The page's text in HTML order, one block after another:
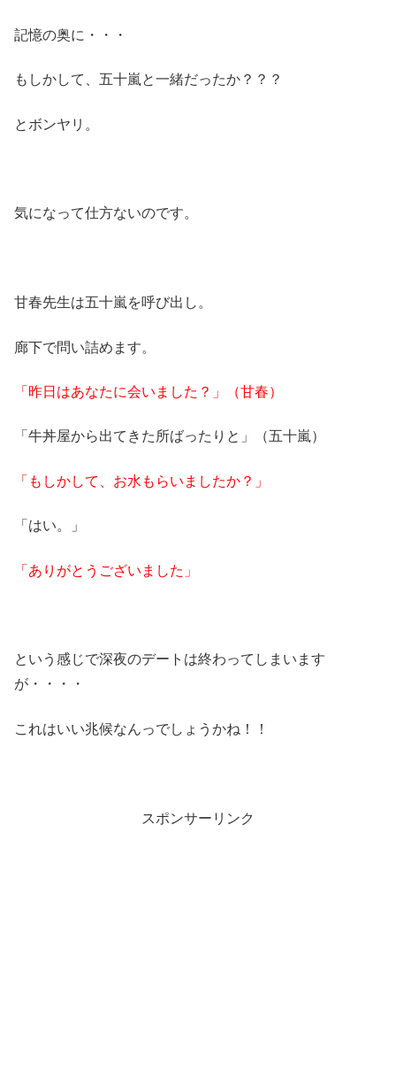
記憶の奥に・・・
もしかして、五十嵐と一緒だったか？？？
とボンヤリ。
気になって仕方ないのです。
甘春先生は五十嵐を呼び出し。
廊下で問い詰めます。
「昨日はあなたに会いました？」（甘春）
「牛丼屋から出てきた所ばったりと」（五十嵐）
「もしかして、お水もらいましたか？」
「はい。」
「ありがとうございました」
という感じで深夜のデートは終わってしまいます
が・・・・
これはいい兆候なんっでしょうかね！！
スポンサーリンク